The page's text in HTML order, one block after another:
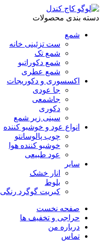
دسته بندی محصولات
شمع
ست تزئینی خانه
شمع تک
شمع دکوراتیو
شمع عطری
اکسسوری و دکوریجات
جا عودی
جاشمعی
دکوری
سینی زیر شمع
انواع عود و خوشبو کننده
چوب پالوسانتو
خوشبو کننده هوا
عود طبیعی
سایر
انار خشک
بلوط
کبریت گوگرد رنگی
صفحه نخست
حراجی و تخفیف ها
درباره من
تماس